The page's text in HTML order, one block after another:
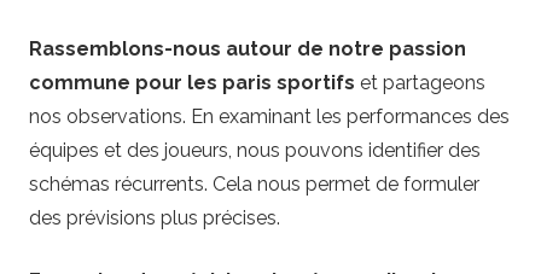
Rassemblons-nous autour de notre passion
commune pour les paris sportifs et partageons
nos observations. En examinant les performances des
équipes et des joueurs, nous pouvons identifier des
schémas récurrents. Cela nous permet de formuler
des prévisions plus précises.